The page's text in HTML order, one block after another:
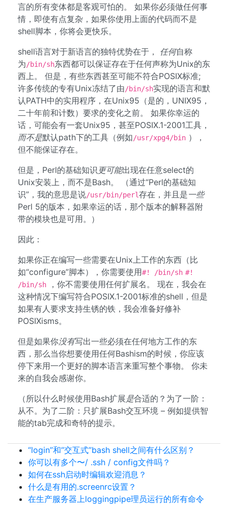
言的所有变体都是客观可怕的。 如果你必须做任何事
情，即使有点复杂，如果你使用上面的代码而不是
shell脚本，你将会更快乐。
shell语言对于新语言的独特优势在于， 任何自称
为/bin/sh东西都可以保证存在于任何声称为Unix的东
西上。 但是，有些东西甚至可能不符合POSIX标准;
许多传统的专有Unix冻结了由/bin/sh实现的语言和默
认PATH中的实用程序，在Unix95（是的，UNIX95，
二十年前和计数）要求的变化之前。 如果你幸运的
话，可能会有一套Unix95，甚至POSIX.1-2001工具，
而不是默认path下的工具（例如/usr/xpg4/bin ），
但不能保证存在。
但是，Perl的基础知识 更可能出现在任意select的
Unix安装上，而不是Bash。 （通过“Perl的基础知
识”，我的意思是说/usr/bin/perl存在，并且是一些
Perl 5的版本，如果幸运的话，那个版本的解释器附
带的模块也是可用。）
因此：
如果你正在编写一些需要在Unix上工作的东西（比
如“configure”脚本），你需要使用#! /bin/sh #!
/bin/sh
，你不需要使用任何扩展名。 现在，我会在
这种情况下编写符合POSIX.1-2001标准的shell，但是
如果有人要求支持生锈的铁，我会准备好修补
POSIXisms。
但是如果你没有写出一些必须在任何地方工作的东
西，那么当你想要使用任何Bashism的时候，你应该
停下来用一个更好的脚本语言来重写整个事物。 你未
来的自我会感谢你。
（所以什么时候使用Bash扩展是合适的？为了一阶：
从不。为了二阶：只扩展Bash交互环境 – 例如提供智
能的tab完成和奇特的提示。
“login”和“交互式”bash shell之间有什么区别？
你可以有多个〜/ .ssh / config文件吗？
如何在ssh启动时编辑欢迎消息？
什么是有用的.screenrc设置？
在生产服务器上loggingpipe理员运行的所有命令